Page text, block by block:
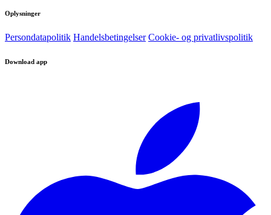
Oplysninger
Persondatapolitik Handelsbetingelser Cookie- og privatlivspolitik
Download app